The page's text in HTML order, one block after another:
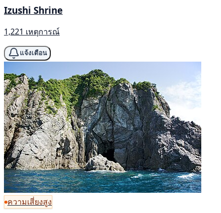
Izushi Shrine
1,221 เหตุการณ์
แจ้งเตือน
ความเสี่ยงสูง